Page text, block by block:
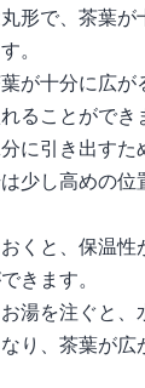
形で、茶葉
。
が十分に広が
ることができ
に引き出すた
少し高めの
くと、保温性
きます。
湯を注ぐと
り、茶葉が広